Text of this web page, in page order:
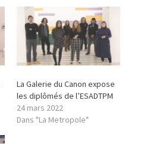
La Galerie du Canon expose
les diplômés de l’ESADTPM
24 mars 2022
Dans "La Metropole"